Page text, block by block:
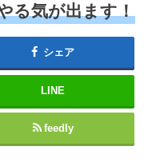
る気が出ます！
シェア
LINE
feedly